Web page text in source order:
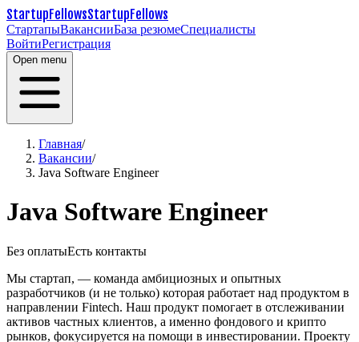
StartupFellowsStartupFellows
СтартапыВакансииБаза резюмеСпециалисты
ВойтиРегистрация
Open menu
Главная/
Вакансии/
Java Software Engineer
Java Software Engineer
Без оплатыЕсть контакты
Мы стартап, — команда амбициозных и опытных
разработчиков (и не только) которая работает над продуктом в
направлении Fintech. Наш продукт помогает в отслеживании
активов частных клиентов, а именно фондового и крипто
рынков, фокусируется на помощи в инвестировании. Проекту